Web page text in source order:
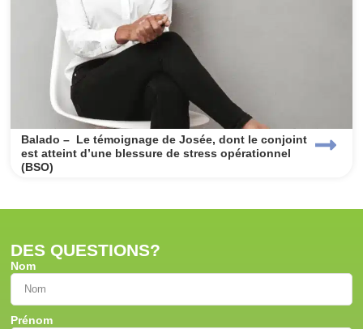
Balado – Le témoignage de Josée, dont le conjoint
est atteint d’une blessure de stress opérationnel
(BSO)
DES QUESTIONS?
Nom
Prénom